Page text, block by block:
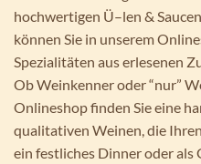
hochwertigen Ü–len &
können Sie in unserem
Spezialitäten aus erlesenen
Ob Weinkenner oder “nur”
Onlineshop finden Sie eine
qualitativen Weinen, die
ein festliches Dinner oder als